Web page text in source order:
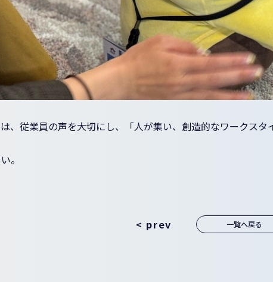
、従業員の声を大切にし、「人が集い、創造的なワークス
。
< prev 一覧へ戻る